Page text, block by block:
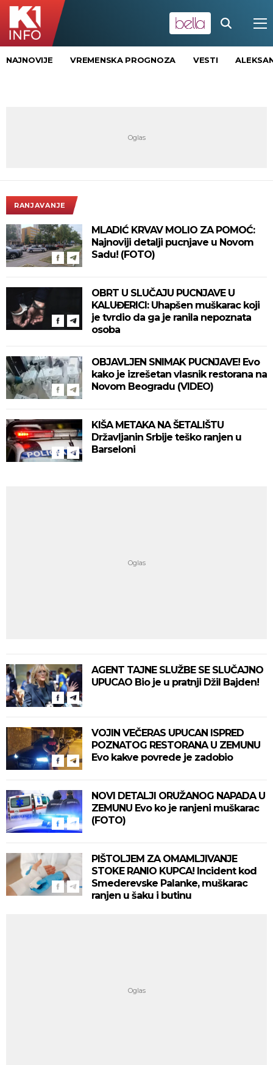
NAJNOVIJE VREMENSKA PROGNOZA VESTI
RANJAVANJE
MLADIĆ KRVAV MOLIO ZA POMOĆ:
Najnoviji detalji pucnjave u Novom
Sadu! (FOTO)
OBRT U SLUČAJU PUCNJAVE U
KALUĐERICI: Uhapšen muškarac koji
je tvrdio da ga je ranila nepoznata
osoba
OBJAVLJEN SNIMAK PUCNJAVE! Evo
kako je izrešetan vlasnik restorana na
Novom Beogradu (VIDEO)
KIŠA METAKA NA ŠETALIŠTU
Državljanin Srbije teško ranjen u
Barseloni
AGENT TAJNE SLUŽBE SE SLUČAJNO
UPUCAO Bio je u pratnji Džil Bajden!
VOJIN VEČERAS UPUCAN ISPRED
POZNATOG RESTORANA U ZEMUNU
Evo kakve povrede je zadobio
NOVI DETALJI ORUŽANOG NAPADA U
ZEMUNU Evo ko je ranjeni muškarac
(FOTO)
PIŠTOLJEM ZA OMAMLJIVANJE
STOKE RANIO KUPCA! Incident kod
Smederevske Palanke, muškarac
ranjen u šaku i butinu